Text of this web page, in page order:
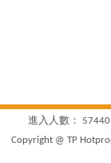
進入人數：
Copyright @ TP